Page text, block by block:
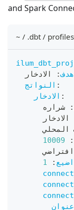
and Spark
~ / .dbt /
هدف:
النواتج :
الادخار :
:
شراره
الادخار
المحلي
:
10009
افتراضي
:
1